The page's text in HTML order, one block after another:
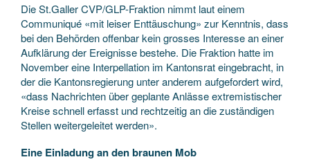
Die St.Galler CVP/GLP-Fraktion nimmt laut einem
Communiqué «mit leiser Enttäuschung» zur Kenntnis, dass
bei den Behörden offenbar kein grosses Interesse an einer
Aufklärung der Ereignisse bestehe. Die Fraktion hatte im
November eine Interpellation im Kantonsrat eingebracht, in
der die Kantonsregierung unter anderem aufgefordert wird,
«dass Nachrichten über geplante Anlässe extremistischer
Kreise schnell erfasst und rechtzeitig an die zuständigen
Stellen weitergeleitet werden».
Eine Einladung an den braunen Mob